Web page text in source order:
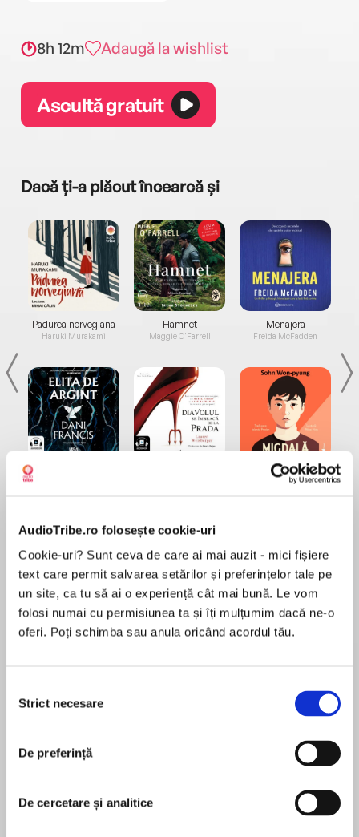
AudioTribe.ro folosește cookie-uri
Cookie-uri? Sunt ceva de care ai mai auzit - mici fișiere
text care permit salvarea setărilor și preferințelor tale pe
un site, ca tu să ai o experiență cât mai bună. Le vom
folosi numai cu permisiunea ta și îți mulțumim dacă ne-o
oferi. Poți schimba sau anula oricând acordul tău.
consimțământului
Strict necesare
De preferință
De cercetare și analitice
8h 12m Adaugă la wishlist
Ascultă gratuit
Dacă ți-a plăcut încearcă și
Pădurea norvegiană
Haruki Murakami
Elita de Argint (Elita
Hamnet
Maggie O'Farrell
Menajera
Freida McFadden
Migdală
Sohn Won-pyung
Desprecarte
Ashley Poston, acclaimed author ofHeart of
Iron, returns with a dark, lush fairy tale–inspired
fantasy for fans of Sara Raasch and Susan
Cerys is safe in the Kingdom of Aloriya. Here
there are no droughts, disease, or famine, and
peace is everlasting. It has been this way for
hundreds of years, since the first king made a
borders the kingdom. But as Aloriya prospered,
the woods grew dark, cursed, and forbidden.
MAI MULT
În acest moment nu există recenzii
Ashley Poston